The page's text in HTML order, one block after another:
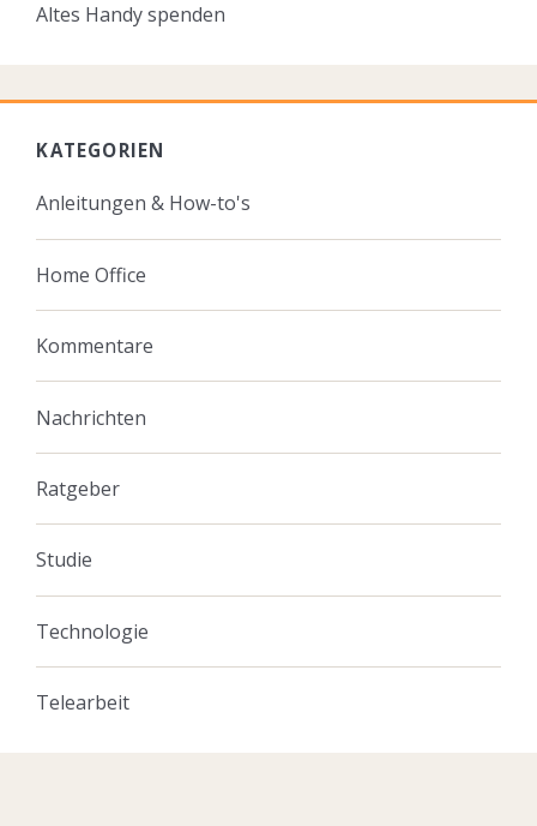
Altes Handy spenden
KATEGORIEN
Anleitungen & How-to's
Home Office
Kommentare
Nachrichten
Ratgeber
Studie
Technologie
Telearbeit